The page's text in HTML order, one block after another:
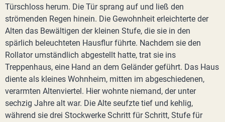
Türschloss herum. Die Tür sprang auf und ließ den
strömenden Regen hinein. Die Gewohnheit erleichterte der
Alten das Bewältigen der kleinen Stufe, die sie in den
spärlich beleuchteten Hausflur führte. Nachdem sie den
Rollator umständlich abgestellt hatte, trat sie ins
Treppenhaus, eine Hand an dem Geländer geführt. Das Haus
diente als kleines Wohnheim, mitten im abgeschiedenen,
verarmten Altenviertel. Hier wohnte niemand, der unter
sechzig Jahre alt war. Die Alte seufzte tief und kehlig,
während sie drei Stockwerke Schritt für Schritt, Stufe für